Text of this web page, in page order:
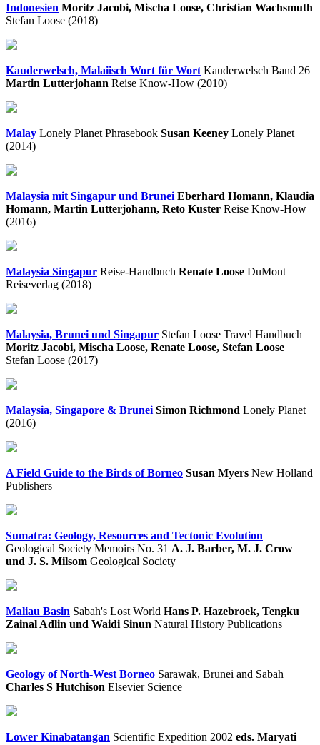
Indonesien Moritz Jacobi, Mischa Loose, Christian Wachsmuth
Stefan Loose (2018)
Kauderwelsch, Malaiisch Wort für Wort Kauderwelsch Band 26
Martin Lutterjohann Reise Know-How (2010)
Malay Lonely Planet Phrasebook Susan Keeney Lonely Planet
(2014)
Malaysia mit Singapur und Brunei Eberhard Homann, Klaudia
Homann, Martin Lutterjohann, Reto Kuster Reise Know-How
(2016)
Malaysia Singapur Reise-Handbuch Renate Loose DuMont
Reiseverlag (2018)
Malaysia, Brunei und Singapur Stefan Loose Travel Handbuch
Moritz Jacobi, Mischa Loose, Renate Loose, Stefan Loose
Stefan Loose (2017)
Malaysia, Singapore & Brunei Simon Richmond Lonely Planet
(2016)
A Field Guide to the Birds of Borneo Susan Myers New Holland
Publishers
Sumatra: Geology, Resources and Tectonic Evolution
Geological Society Memoirs No. 31 A. J. Barber, M. J. Crow
und J. S. Milsom Geological Society
Maliau Basin Sabah's Lost World Hans P. Hazebroek, Tengku
Zainal Adlin und Waidi Sinun Natural History Publications
Geology of North-West Borneo Sarawak, Brunei and Sabah
Charles S Hutchison Elsevier Science
Lower Kinabatangan Scientific Expedition 2002 eds. Maryati